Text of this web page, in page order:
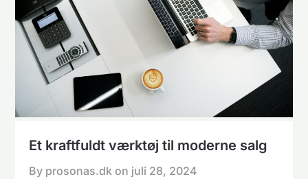
Et kraftfuldt værktøj til moderne salg
By prosonas.dk on juli 28, 2024